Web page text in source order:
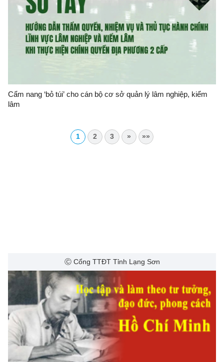
Cẩm nang ‘bỏ túi’ cho cán bộ cơ sở quản lý lâm nghiệp, kiểm
lâm
1 2 3 » »»
Ⓒ Cổng TTĐT Tỉnh Lạng Sơn